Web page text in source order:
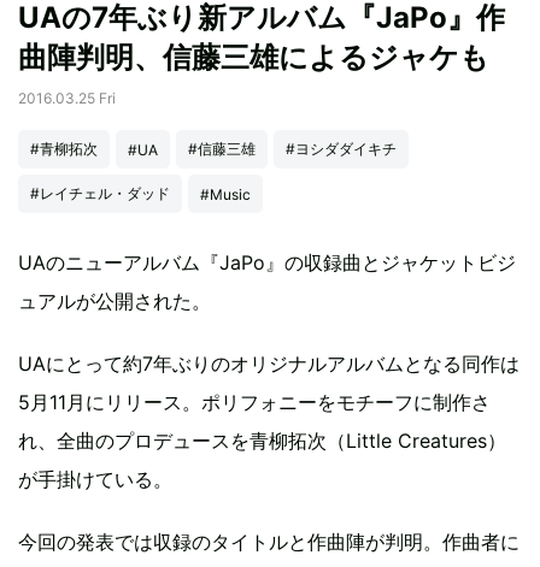
UAの7年ぶり新アルバム『JaPo』作
曲陣判明、信藤三雄によるジャケも
2016.03.25 Fri
#青柳拓次 #UA #信藤三雄 #ヨシダダイキチ
#レイチェル・ダッド #Music
UAのニューアルバム『JaPo』の収録曲とジャケットビジ
ュアルが公開された。
UAにとって約7年ぶりのオリジナルアルバムとなる同作は
5月11月にリリース。ポリフォニーをモチーフに制作さ
れ、全曲のプロデュースを青柳拓次（Little Creatures）
が手掛けている。
今回の発表では収録のタイトルと作曲陣が判明。作曲者に